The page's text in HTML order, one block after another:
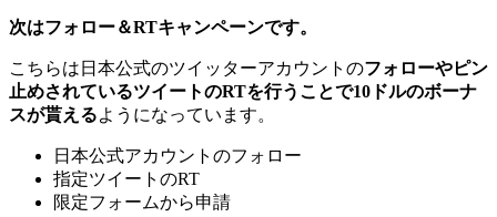
次はフォロー＆RTキャンペーンです。
こちらは日本公式のツイッターアカウントのフォローやピン
止めされているツイートのRTを行うことで10ドルのボーナ
スが貰えるようになっています。
日本公式アカウントのフォロー
指定ツイートのRT
限定フォームから申請